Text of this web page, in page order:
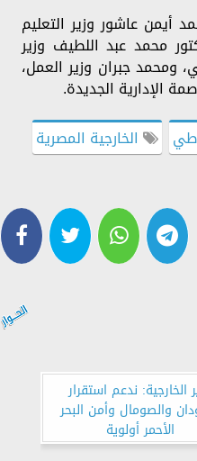
أيمن عاشور وزير التعليم
محمد عبد اللطيف وزير
ومحمد جبران وزير العمل،
الإدارية الجديدة.
الخارجية المصرية
الخارجية: ندعم استقرار
والصومال وأمن البحر
الأحمر أولوية